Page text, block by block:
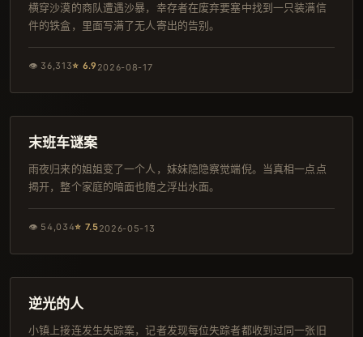
横穿沙漠的商队遭遇沙暴，幸存者在废弃要塞中找到一只装满信
件的铁盒，里面写满了无人寄出的告别。
👁 36,313⭐ 6.9 2026-08-17
杜比
末班车谜案
雨夜归来的姐姐变了一个人，妹妹隐隐察觉端倪。当真相一点点
揭开，整个家庭的暗面也随之浮出水面。
👁 54,034⭐ 7.52026-05-13
导演剪辑版
逆光的人
小镇上接连发生失踪案，记者发现每位失踪者都收到过同一张旧